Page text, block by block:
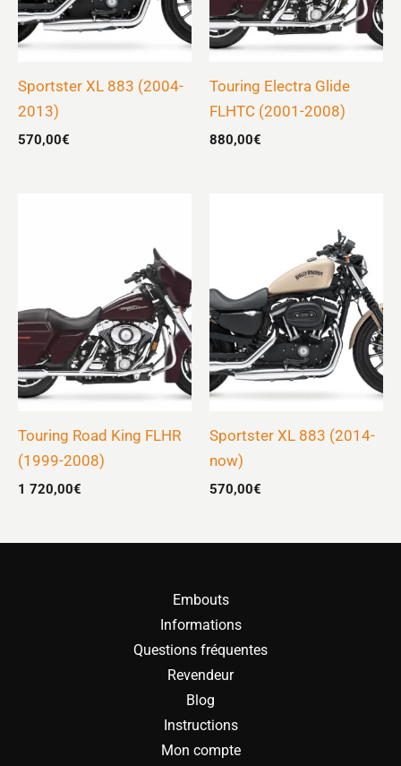
Sportster XL 883 (2004-
2013)
570,00€
Touring Electra Glide
FLHTC (2001-2008)
880,00€
Touring Road King FLHR
(1999-2008)
1 720,00€
Sportster XL 883 (2014-
now)
570,00€
Embouts
Informations
Questions fréquentes
Revendeur
Blog
Instructions
Mon compte